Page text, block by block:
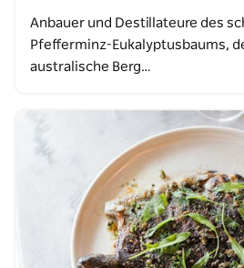
Anbauer und Destillateure des
Pfefferminz-Eukalyptusbaums,
australische Berg…